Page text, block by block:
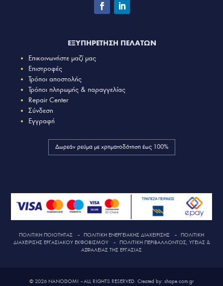
ΕΞΥΠΗΡΕΤΗΣΗ ΠΕΛΑΤΩΝ
Επικοινωνήστε μαζί μας
Επιστροφές
Τρόποι αποστολής
Τρόποι πληρωμής & παραγγελίας
Repair Center
Σύνδεση
Εγγραφή
Δωρεάν ρεύμα με χρηματοδότηση έως 100%
ΠΟΛΙΤΙΚΗ ΠΟΙΟΤΗΤΑΣ – ΠΟΛΙΤΙΚΗ ΕΝΕΡΓΕΙΑΚΗΣ ΔΙΑΧΕΙΡΙΣΗΣ – ΠΟΛΙΤΙΚΗ
ΔΙΑΧΕΙΡΙΣΗΣ ΕΡΓΑΣΙΑΚΟΥ ΕΚΦΟΒΙΣΜΟΥ– ΠΟΛΙΤΙΚΗ ΠΕΡΙΒΑΛΛΟΝΤΟΣ, ΥΓΕΙΑΣ &
ΑΣΦΑΛΕΙΑΣ ΤΗΣ ΕΡΓΑΣΙΑΣ
© 2026 NANODOMI – ALL RIGHTS RESERVED. Created by: shape.com.gr